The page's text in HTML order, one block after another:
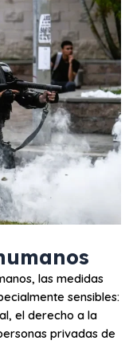
las medidas
sensibles:
el derecho a la
privadas de